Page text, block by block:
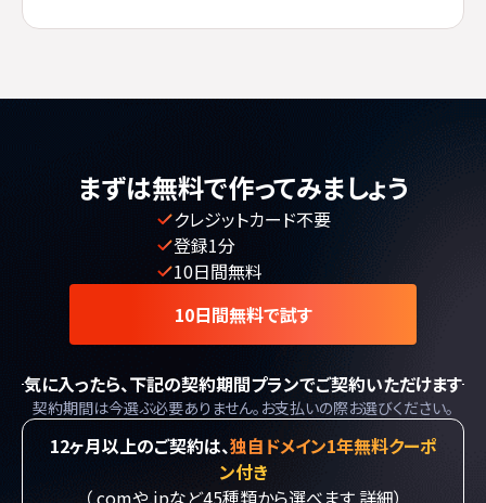
まずは無料で作ってみましょう
クレジットカード不要
登録1分
10日間無料
10日間無料で試す
気に入ったら、下記の契約期間プランでご契約いただけます
契約期間は今選ぶ必要ありません。お支払いの際お選びください。
12ヶ月以上のご契約は、独自ドメイン1年無料クーポ
ン付き